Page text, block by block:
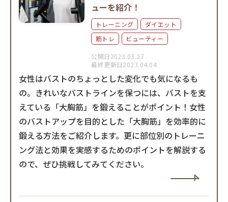
ューを紹介！
トレーニング
ダイエット
筋トレ
ビューティー
公開日2023.03.27
最終更新日2023.04.04
女性はバストのちょっとした変化でも気になるも
の。きれいなバストラインを保つには、バストを支
えている「大胸筋」を鍛えることがポイント！女性
のバストアップを目的とした「大胸筋」を効率的に
鍛える方法をご紹介します。更に部位別のトレーニ
ング法と効果を実感するためのポイントを解説する
ので、ぜひ挑戦してみてください。